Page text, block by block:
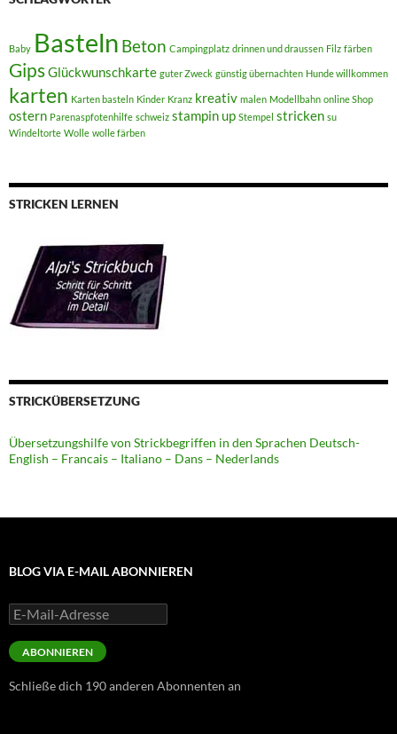
Baby Basteln Beton Campingplatz drinnen und draussen Filz färben
GipsGlückwunschkarte guter Zweck günstig übernachten Hunde willkommen
karten Karten basteln Kinder Kranz kreativ malen Modellbahn online Shop
ostern Parenaspfotenhilfe schweiz stampin up Stempel stricken su
Windeltorte Wolle wolle färben
STRICKEN LERNEN
STRICKÜBERSETZUNG
Übersetzungshilfe von Strickbegriffen in den Sprachen Deutsch-
English – Francais – Italiano – Dans – Nederlands
BLOG VIA E-MAIL ABONNIEREN
E-
Mail-
Adresse
ABONNIEREN
Schließe dich 190 anderen Abonnenten an